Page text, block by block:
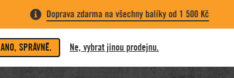
Doprava zdarma na všechny balíky od 1 500 Kč
ANO, SPRÁVNĚ. Ne, vybrat jinou prodejnu.